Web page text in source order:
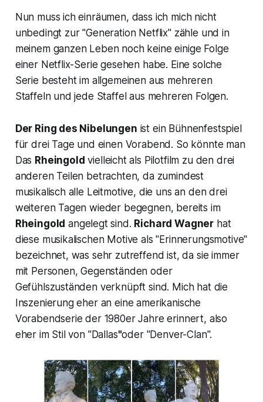
Nun muss ich einräumen, dass ich mich nicht
unbedingt zur "Generation Netflix"zähle und in
meinem ganzen Leben noch keine einige Folge
einer Netflix-Serie gesehen habe. Eine solche
Serie besteht im allgemeinen aus mehreren
Staffeln und jede Staffel aus mehreren Folgen.
Der Ring des Nibelungen ist ein Bühnenfestspiel
für drei Tage und einen Vorabend. So könnte man
Das Rheingold vielleicht als Pilotfilm zu den drei
anderen Teilen betrachten, da zumindest
musikalisch alle Leitmotive, die uns an den drei
weiteren Tagen wieder begegnen, bereits im
Rheingold angelegt sind. Richard Wagner hat
diese musikalischen Motive als "Erinnerungsmotive"
bezeichnet, was sehr zutreffend ist, da sie immer
mit Personen, Gegenständen oder
Gefühlszuständen verknüpft sind. Mich hat die
Inszenierung eher an eine amerikanische
Vorabendserie der 1980er Jahre erinnert, also
eher im Stil von "Dallas"oder "Denver-Clan".